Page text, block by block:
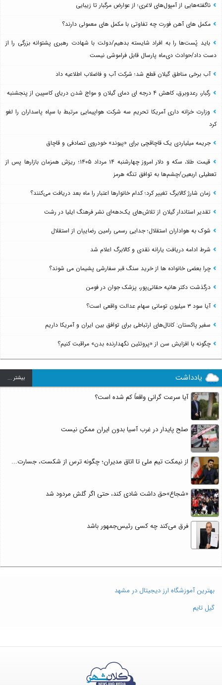
ناگفته‌هایی از آمپول‌های لاغری؛ از عوارض مرگبار تا زیبایی
مکمل های آهن فورت چه تفاوتی با مکمل های معمولی دارند؟
باید پُست‌ها را به افراد شایسته بدهیم/دولت با شهادت رهبری پشتوانه بزرگی را از
دست داد/حوادث دی‌ماه پارسال قابل فراموشی نیست
آب برخی مناطق گیلان قطع شد؛ شرکت آب و فاضلاب اطلاعیه داد
رگبار، رعدوبرق، کاهش ۴ درجه ای دمای گیلان و مواج شدن دریای کاسپین از پنجشنبه
وزارت خزانه داری آمریکا تحریم سه شرکت هواپیمایی مرتبط با سپاه پاسداران را لغو
کرد
جریمه میلیاردی یک قاچاقچی برای «پیوند» خودروی تصادفی و قاچاق
قیمت طلا، سکه و دلار امروز چهارشنبه ۱۴ مرداد ۱۴۰۵؛ ریزش همزمان بازارها پس از
تعطیلی اربعین/چشم‌ها به توافق تنگه هرمز
زمان شارژ کالابرگ تغییر کرد؛ کدام خانوارها اعتبار را ماه بعد دریافت می‌کنند؟
تقدیر استاندار گیلان از تلاش‌های یک‌دهه‌ای نشر فرهنگ ایلیا در رشت
شوک به هواداران استقلال؛ جدایی رسمی رامین رضاییان از استقلال
شرط ادامه دریافت یارانه نقدی و کالابرگ اعلام شد
چرا بعضی خانواده ها از خرید سنگ قبر سفارشی پشیمان می شوند؟
درگذشت دکتر هانیه حقانی‌پور، پزشک جوان در فومن
آیا سود ۳ میلیون تومانی سهام عدالت واقعی است؟
سفیر پاکستان: کانال‌های ارتباطی برای توافق بین ایران و آمریکا داریم
چگونه با افزایش سن از «پروتئین نگهدارنده بدن» مراقبت کنیم؟
یادداشت بيشتر ...
آیا سرعت گرانی واقعاً کم شده است؟
صلح پایدار در غرب آسیا بدون ایران ممکن نیست
از نیمکت تیم ملی تا اتاق مدیران؛ چگونه ترس از شکست، جسارت...
«شجاع»حق داشت شادی کند، حتی اگر گلش مردود شد
فرق می‌کند چه کسی رئیس‌جمهور باشد
بهترین آموزشگاه ارز دیجیتال در مشهد
گیل تایم